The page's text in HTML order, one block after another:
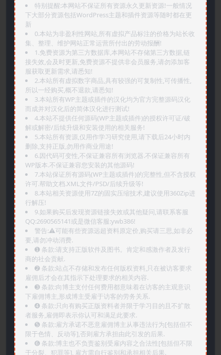
特别提醒:本网站不保证所有资源永久更新资源!一般情况
下大部分资源包括WordPress主题和插件资源等随时都在更
新
0.本站为非盈利性网站,所有虚拟产品标注的价格为站长收
集、整理、维护网站正常运营所付出的劳动报酬!
1.免费资源为第三方数据库,本网站不存储第三方数据,链
接失效,会及时更新,免费资源不提供非会员服务,请勿添加客
服获取更新需求,请悉知!
2.本站所有虚拟数字商品,具有较强的可复制性,可传播性,
所以一经购买,概不退款,请悉知!
3.本站所有WP主题或插件的汉化均为官方完整源码汉化
而成并对汉化后的简体汉化进行测试!
4.本站不提供任何源码(WP主题或插件)的授权许可证/破
解或解密/后续升级和安装使用的相关服务!
5.本站所有资源,仅用作学习研究使用,请下载后24小时内
删除,支持正版,勿用作商业用途!
6.因代码可变性,不保证兼容所有浏览器.不保证兼容所有
WP版本.不保证兼容您安装的其他源码!
7.本站保证所有源码(WP主题或插件)的完整性,但不含授权
许可.帮助文档.XML文件/PSD/后续升级等!
8.本站相关资源使用7Z的固实压缩技术,建议使用360Zip进
行解压!
9.如果购买后发现资源链接失效或其他疑问,请联系客服
QQ:2690565141或是微信客服:ywb386!
警告:⚠️可能有些资源远超资料原定价,购买请三思,如非必
要,请勿冲动消费.
➊️ 条款:请支持正版软件及图书。肯定和感激作者及发行
商的社会贡献.
➋️ 条款:站点不存储和发布任何版权资料,只在被访客要求
雇佣后才会在其指示下处理要求的相关内容.
➌️ 条款:向博主支付任何费用都意味着在访客的主观意识
下雇佣博主,形成博主受雇于访客的劳务关系.
➍️ 条款:只向有购买正版资料者并限于学习目的且不扩散
者服务,雇佣即表示你认可和满足此要求.
➎ 条款:雇方承诺不恶意雇佣博主从事违法行为[包括但不
限于色情、反动等],否则雇方承担由此引发的后果.
➏️ 条款:博主也不负责鉴别受雇内容之合法性[包括但不限
于分裂、犯罪等], 雇方需自行鉴别和承担相关后果.